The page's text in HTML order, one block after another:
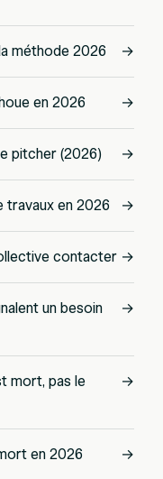
méthode 2026 →
en 2026 →
pitcher (2026) →
travaux en 2026 →
contacter →
un besoin
→
mort, pas le
→
en 2026 →